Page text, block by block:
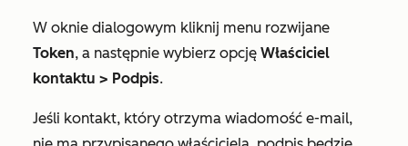
W oknie dialogowym kliknij menu rozwijane
Token, a następnie wybierz opcję Właściciel
kontaktu > Podpis.
Jeśli kontakt, który otrzyma wiadomość e-mail,